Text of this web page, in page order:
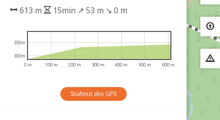
613 m 15min ↗ 53 m ↘ 0 m
0 m 100 m 200 m 300 m 400 m 500 m 600 m
300m
350m
Stiahnuť ako GPX